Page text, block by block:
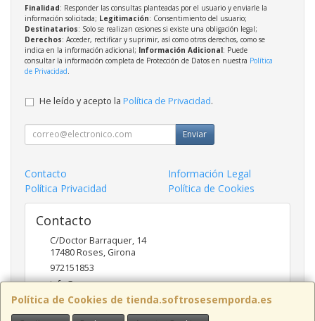
Política de Cookies de tienda.softrosesemporda.es
Finalidad: Responder las consultas planteadas por el usuario y enviarle la
información solicitada; Legitimación: Consentimiento del usuario;
Destinatarios: Solo se realizan cesiones si existe una obligación legal;
Derechos: Acceder, rectificar y suprimir, así como otros derechos, como se
indica en la información adicional; Información Adicional: Puede
consultar la información completa de Protección de Datos en nuestra Política
de Privacidad
He leído y acepto la Política de Privacidad.
Enviar
Contacto
Información Legal
Política Privacidad
Política de Cookies
Contacto
C/Doctor Barraquer, 14
17480Roses, Girona
972151853
info@ncsroses.com